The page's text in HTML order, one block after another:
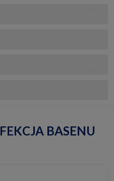
BASENU